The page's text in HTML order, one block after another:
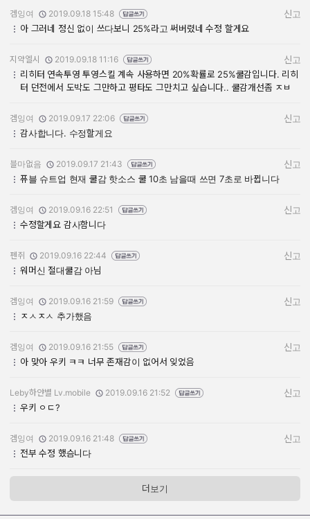
작성자:
겜잉여
작성일:
2019.09.18 15:48
신고
아 그러네 정신 없이 쓰다보니 25%라고 써버렸네 수정 할게요
작성자:
지약엘시
작성일:
2019.09.18 11:16
신고
리히터 연속투영 투영스킬 계속 사용하면 20%확률로 25%쿨감입니다. 리히
터 던전에서 도박도 그만하고 평타도 그만치고 싶습니다.. 쿨감개선좀 ㅈㅂ
작성자:
겜잉여
작성일:
2019.09.17 22:06
신고
감사합니다. 수정할게요
작성자:
블마없음
작성일:
2019.09.17 21:43
신고
퓨블 슈트업 현재 쿨감 핫소스 쿨 10초 남을때 쓰면 7초로 바뀝니다
작성자:
겜잉여
작성일:
2019.09.16 22:51
신고
수정할게요 감사함니다
작성자:
펜쥐
작성일:
2019.09.16 22:44
신고
워머신 절대쿨감 아님
작성자:
겜잉여
작성일:
2019.09.16 21:59
신고
ㅈㅅㅈㅅ 추가했음
작성자:
겜잉여
작성일:
2019.09.16 21:55
신고
아 맞아 우키 ㅋㅋ 너무 존재감이 없어서 잊었음
작성자:
Leby하얀별 Lv.mobile
작성일:
2019.09.16 21:52
신고
우키 ㅇㄷ?
작성자:
겜잉여
작성일:
2019.09.16 21:48
신고
전부 수정 했슴니다
더보기